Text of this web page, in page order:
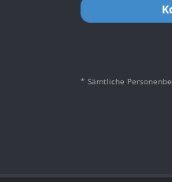
* Sämtliche